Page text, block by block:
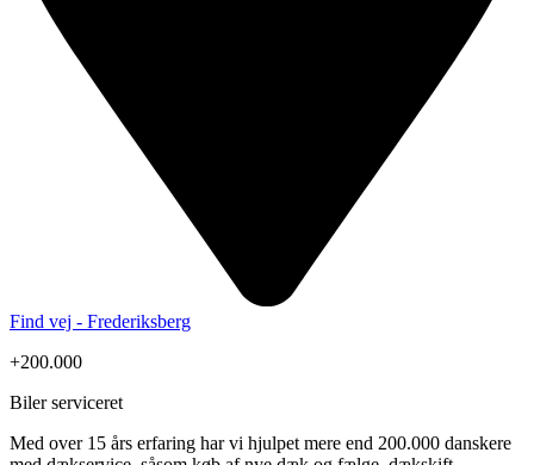
Find vej - Frederiksberg
+200.000
Biler serviceret
Med over 15 års erfaring har vi hjulpet mere end 200.000 danskere